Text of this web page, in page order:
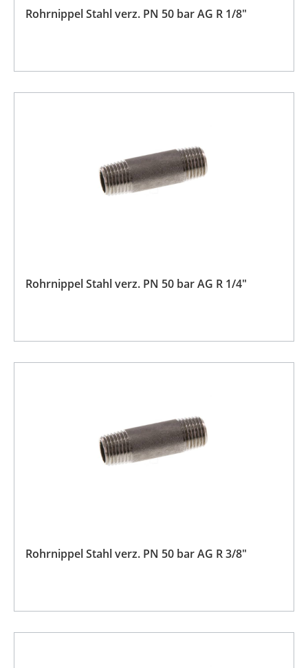
Rohrnippel Stahl verz. PN 50 bar AG R 1/8"
Rohrnippel Stahl verz. PN 50 bar AG R 1/4"
Rohrnippel Stahl verz. PN 50 bar AG R 3/8"